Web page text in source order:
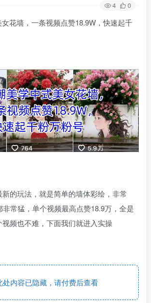
4 0
花墙，一条视频点赞18.9W，快速起千
的玩法，就是简单的墙体彩绘，非常
常猛，单个视频最高点赞18.9万，全是
频也不难，下面我们就进入实操
内容已隐藏，请付费后查看